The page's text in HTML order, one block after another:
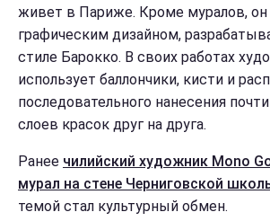
живет в Париже. Кроме муралов, он
графическим дизайном,
стиле Барокко. В своих работах
использует баллончики, кисти и
последовательного нанесения
слоев красок друг на друга.
Ранее чилийский художник Mono
мурал на стене Черниговской
темой стал культурный обмен.